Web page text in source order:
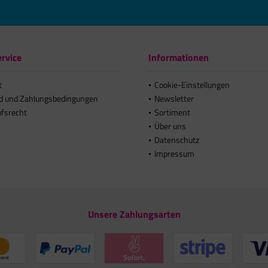
und Zahlungsbedingungen
Informationen
Cookie-Einstellungen
Newsletter
Sortiment
Über uns
Datenschutz
Impressum
Unsere Zahlungsarten